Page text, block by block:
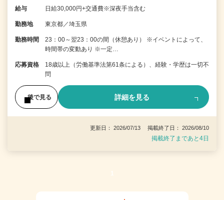
給与 日給30,000円+交通費※深夜手当含む
勤務地 東京都／埼玉県
勤務時間
23：00～翌23：00の間（休憩あり） ※イベントによって、
時間帯の変動あり ※一定…
応募資格
18歳以上（労働基準法第61条による）、経験・学歴は一切不
問
後で見る 詳細を見る
更新日： 2026/07/13 掲載終了日： 2026/08/10
掲載終了まであと4日
1